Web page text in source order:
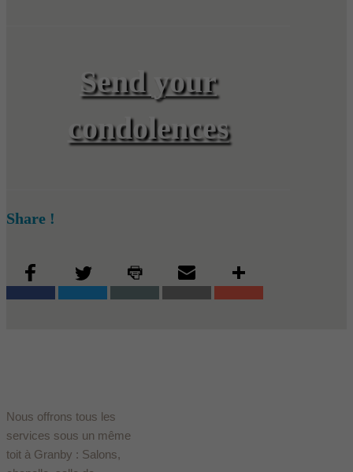
Send your
condolences
Share !
Nous offrons tous les
services sous un même
toit à Granby : Salons,